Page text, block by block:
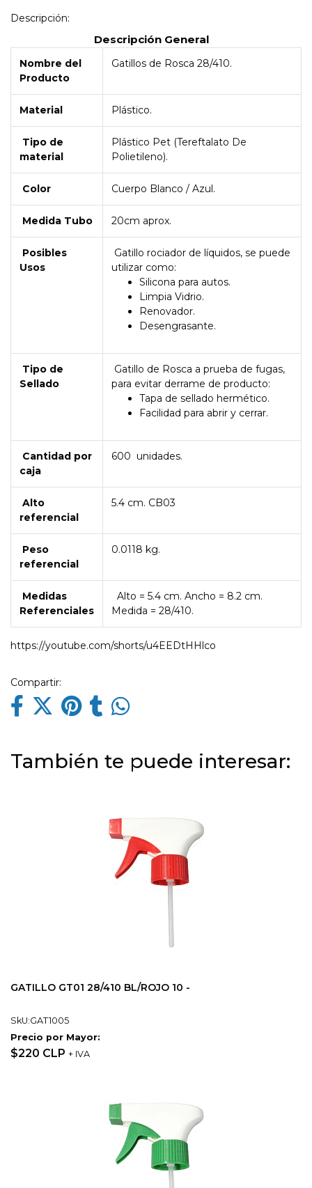
Descripción:
Descripción General
Nombre del
Producto
Gatillos de Rosca 28/410.
Material Plástico.
Tipo de
material
Plástico Pet (Tereftalato De
Polietileno).
Color Cuerpo Blanco / Azul.
Medida Tubo 20cm aprox.
Posibles
Usos
Gatillo rociador de líquidos, se puede
utilizar como:
Silicona para autos.
Limpia Vidrio.
Renovador.
Desengrasante.
Tipo de
Sellado
Gatillo de Rosca a prueba de fugas,
para evitar derrame de producto:
Tapa de sellado hermético.
Facilidad para abrir y cerrar.
Cantidad por
caja
600 unidades.
Alto
referencial
5.4 cm. CB03
Peso
referencial
0.0118 kg.
Medidas
Referenciales
Alto = 5.4 cm. Ancho = 8.2 cm.
Medida = 28/410.
https://youtube.com/shorts/u4EEDtHHlco
Compartir:
También te puede interesar:
GATILLO GT01 28/410 BL/ROJO 10 -
SkU:GAT1005
Precio por Mayor:
$220 CLP + IVA